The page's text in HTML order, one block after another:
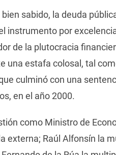
bien sabido, la deuda
instrumento por
de la plutocracia
una estafa colosal, tal
culminó con una
en el año 2000.
como Ministro de
externa; Raúl Alfonsín la